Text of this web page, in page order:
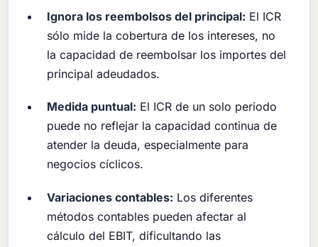
Ignora los reembolsos del principal: El ICR
sólo mide la cobertura de los intereses, no
la capacidad de reembolsar los importes del
principal adeudados.
Medida puntual: El ICR de un solo periodo
puede no reflejar la capacidad continua de
atender la deuda, especialmente para
negocios cíclicos.
Variaciones contables: Los diferentes
métodos contables pueden afectar al
cálculo del EBIT, dificultando las